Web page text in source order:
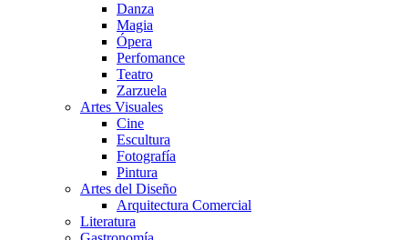
Danza
Magia
Ópera
Perfomance
Teatro
Zarzuela
Artes Visuales
Cine
Escultura
Fotografía
Pintura
Artes del Diseño
Arquitectura Comercial
Literatura